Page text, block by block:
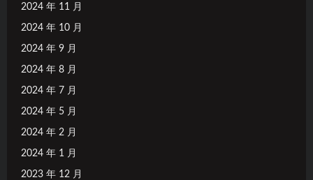
2024 年 11 月
2024 年 10 月
2024 年 9 月
2024 年 8 月
2024 年 7 月
2024 年 5 月
2024 年 2 月
2024 年 1 月
2023 年 12 月